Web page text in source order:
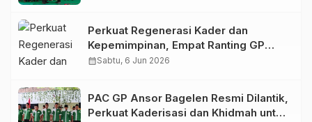
Perkuat Regenerasi Kader dan
Kepemimpinan, Empat Ranting GP
Ansor di Bagelen Gelar Reorganisasi
calendar_monthSabtu, 6 Jun 2026
PAC GP Ansor Bagelen Resmi Dilantik,
Perkuat Kaderisasi dan Khidmah untuk